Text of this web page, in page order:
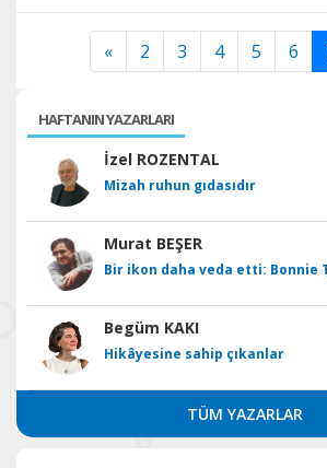
« 2 3 4 5 6
HAFTANIN YAZARLARI
İzel ROZENTAL
Mizah ruhun gıdasıdır
Murat BEŞER
Bir ikon daha veda etti: Bonnie
Begüm KAKI
Hikâyesine sahip çıkanlar
TÜM YAZARLAR